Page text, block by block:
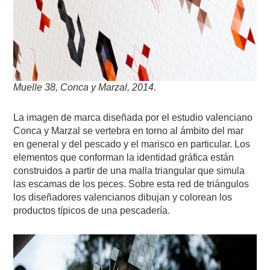
Muelle 38, Conca y Marzal, 2014.
La imagen de marca diseñada por el estudio valenciano
Conca y Marzal se vertebra en torno al ámbito del mar
en general y del pescado y el marisco en particular. Los
elementos que conforman la identidad gráfica están
construidos a partir de una malla triangular que simula
las escamas de los peces. Sobre esta red de triángulos
los diseñadores valencianos dibujan y colorean los
productos típicos de una pescadería.